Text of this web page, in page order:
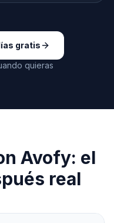
gratis
quieras
Avofy: el
real